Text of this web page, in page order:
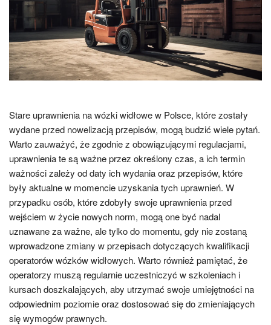
Stare uprawnienia na wózki widłowe w Polsce, które zostały
wydane przed nowelizacją przepisów, mogą budzić wiele pytań.
Warto zauważyć, że zgodnie z obowiązującymi regulacjami,
uprawnienia te są ważne przez określony czas, a ich termin
ważności zależy od daty ich wydania oraz przepisów, które
były aktualne w momencie uzyskania tych uprawnień. W
przypadku osób, które zdobyły swoje uprawnienia przed
wejściem w życie nowych norm, mogą one być nadal
uznawane za ważne, ale tylko do momentu, gdy nie zostaną
wprowadzone zmiany w przepisach dotyczących kwalifikacji
operatorów wózków widłowych. Warto również pamiętać, że
operatorzy muszą regularnie uczestniczyć w szkoleniach i
kursach doszkalających, aby utrzymać swoje umiejętności na
odpowiednim poziomie oraz dostosować się do zmieniających
się wymogów prawnych.